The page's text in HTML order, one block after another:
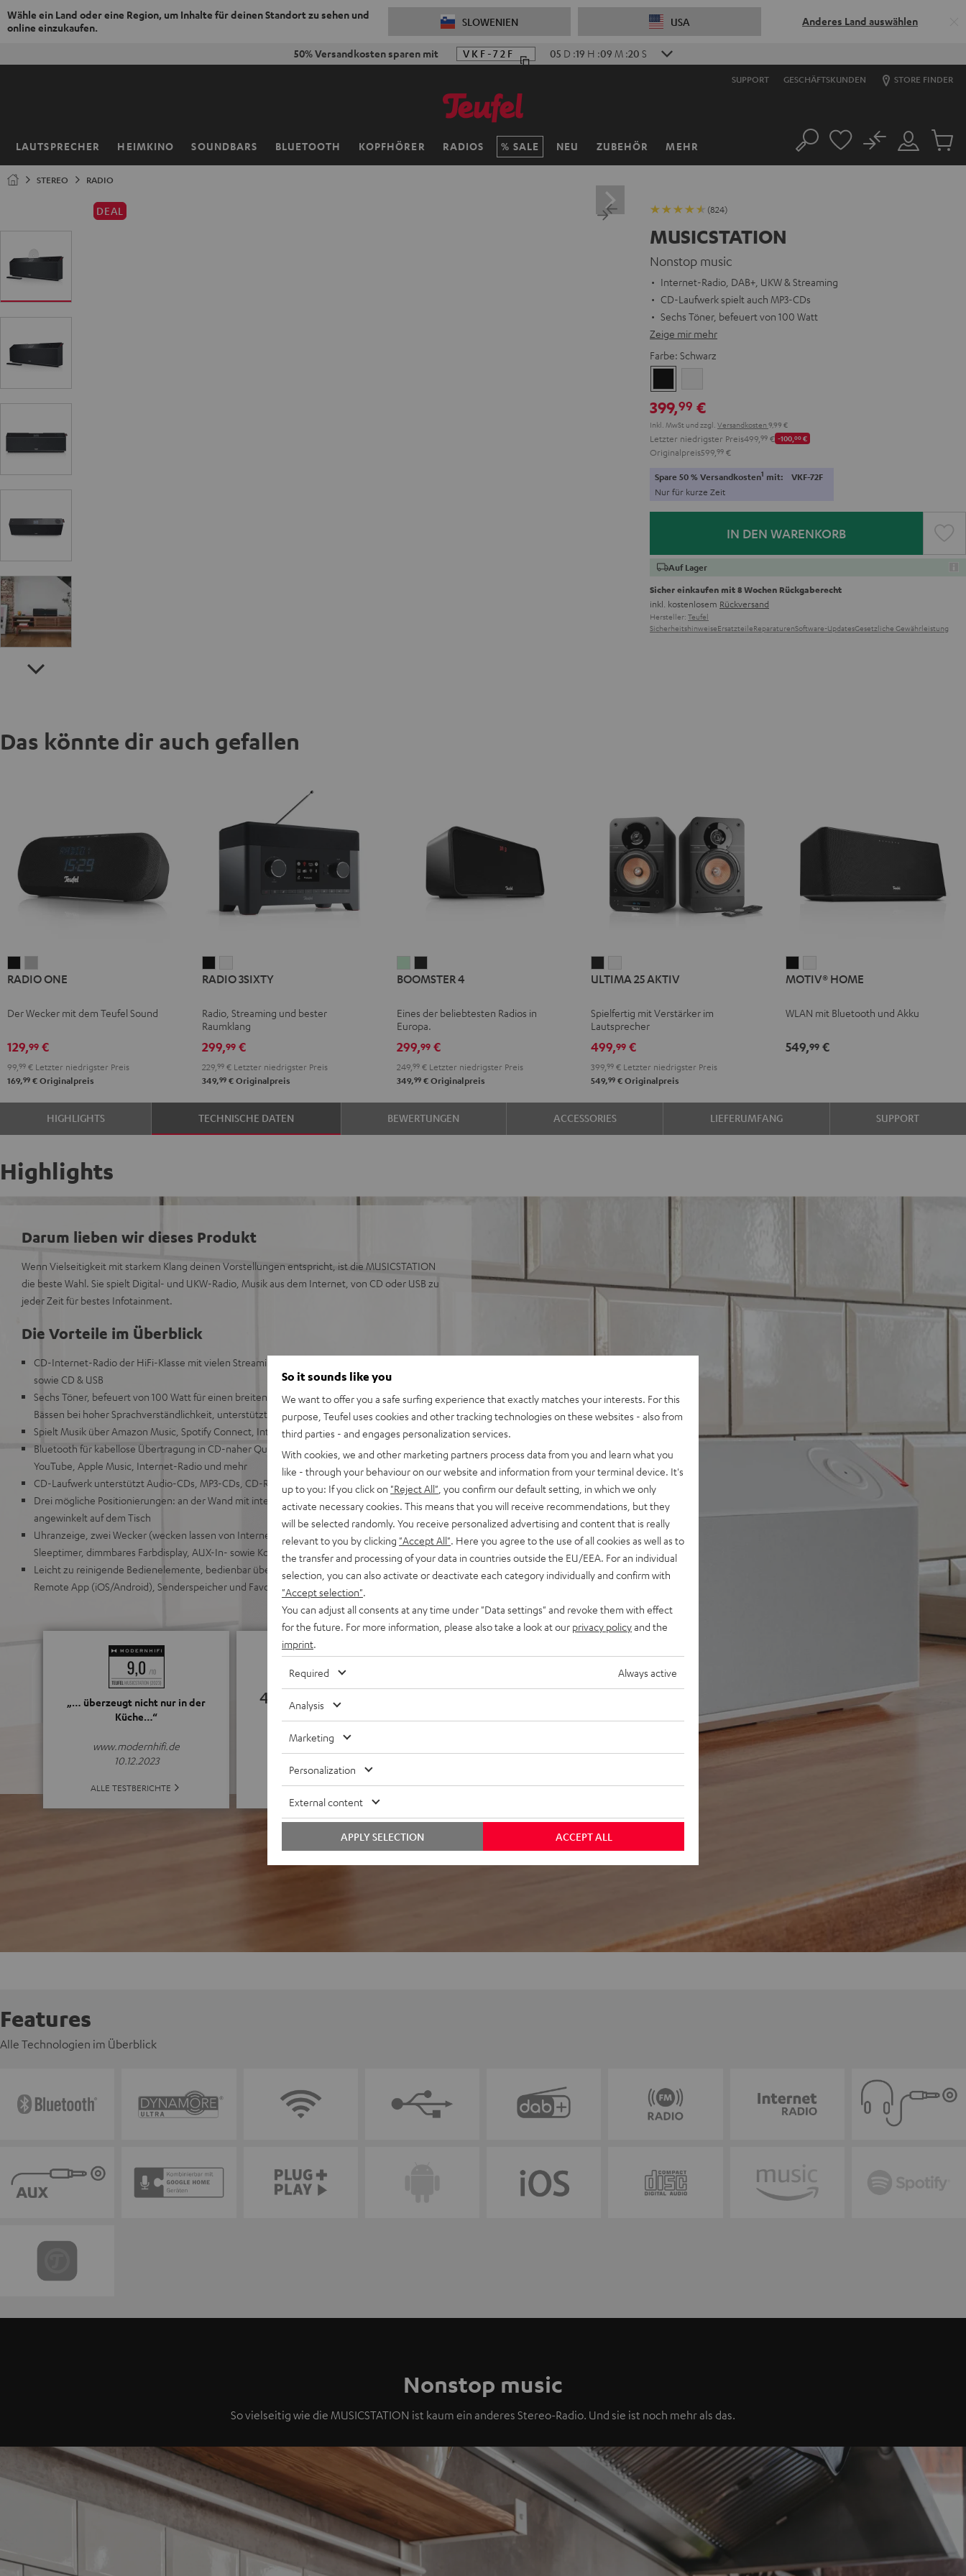
Wähle ein Land oder eine Region, um Inhalte für deinen Standort zu sehen und
online einzukaufen.
SLOWENIEN USA Anderes Land auswählen
50% Versandkosten sparen mit VKF-72F 05 D :19 H :09 M :18 S
SUPPORT GESCHÄFTSKUNDEN STORE FINDER
LAUTSPRECHER HEIMKINO SOUNDBARS BLUETOOTH KOPFHÖRER RADIOS SALE NEU ZUBEHÖR MEHR
Startseite Suche
Mein
Konto
No
Artikel
STEREO RADIO
DEAL (824)
MUSICSTATION
Nonstop music
Internet-Radio, DAB+, UKW & Streaming
CD-Laufwerk spielt auch MP3-CDs
Sechs Töner, befeuert von 100 Watt
Zeige mir mehr
Farbe: Schwarz
399,99 €
Inkl. MwSt und zzgl. Versandkosten 9,99 €
Letzter niedrigster Preis499, 99 € -100, 00€
Originalpreis599, 99 €
Spare 50 % Versandkosten1 mit: VKF-72F
Nur für kurze Zeit
IN DEN WARENKORB
Auf Lager
Sicher einkaufen mit 8 Wochen Rückgaberecht
inkl. kostenlosem Rückversand
Hersteller: Teufel
SicherheitshinweiseErsatzteileReparaturenSoftware-UpdatesGesetzliche Gewährleistung
Das könnte dir auch gefallen
ONEONE
Gray
RADIO ONE
Der Wecker mit dem Teufel Sound
129,99 €
99, 99 € Letzter niedrigster Preis
169,99 € Originalpreis
3SIXTY3SIXTY
RADIO 3SIXTY
Radio, Streaming und bester
Raumklang
299,99€
229, 99€Letzter niedrigster Preis
349,99€Originalpreis
4
Green
4
Black
BOOMSTER 4
Eines der beliebtesten Radios in
Europa.
299,99€
249, 99€Letzter niedrigster Preis
349,99€Originalpreis
25
Night
Black
25
Pure
White
ULTIMA 25 AKTIV
Spielfertig mit Verstärker im
Lautsprecher
499,99 €
399,99 € Letzter niedrigster Preis
549,99 € Originalpreis
HOMEHOME
MOTIV® HOME
WLAN mit Bluetooth und Akku
549,99 €
HIGHLIGHTS TECHNISCHE DATEN BEWERTUNGEN ACCESSORIES LIEFERUMFANG SUPPORT
Highlights
Darum lieben wir dieses Produkt
Wenn Vielseitigkeit mit starkem Klang deinen Vorstellungen entspricht, ist die MUSICSTATION
die beste Wahl. Sie spielt Digital- und UKW-Radio, Musik aus dem Internet, von CD oder USB zu
jeder Zeit für bestes Infotainment.
Die Vorteile im Überblick
CD-Internet-Radio der HiFi-Klasse mit vielen Streaming-Optionen, Digitalradio und UKW
sowie CD & USB
Sechs Töner, befeuert von 100 Watt für einen breiten, ausgewogenen Sound mit warmen
Bässen bei hoher Sprachverständlichkeit, unterstützt durch Dynamore Ultra
Spielt Musik über Amazon Music, Spotify Connect, Internet-Radio, DAB+ und FM-Radio
Bluetooth für kabellose Übertragung in CD-naher Qualität vom TV-Gerät, Google Play Music,
YouTube, Apple Music, Internet-Radio und mehr
CD-Laufwerk unterstützt Audio-CDs, MP3-CDs, CD-Rs, CD-RWs, USB-Playback für MP3
Drei mögliche Positionierungen: an der Wand mit integriertem Adapter, auf dem Tisch und
angewinkelt auf dem Tisch
Uhranzeige, zwei Wecker (wecken lassen von Internet-Radio, DAB+, FM sowie CD),
Sleeptimer, dimmbares Farbdisplay, AUX-In- sowie Kopfhörer-Anschluss
Leicht zu reinigende Bedienelemente, bedienbar über Fernbedienung und über Teufel
Remote App (iOS/Android), Senderspeicher und Favoriten-Tasten
„… überzeugt nicht nur in der
Küche…“
www.modernhifi.de
10.12.2023
ALLE TESTBERICHTE
4.75
ALLE BEWERTUNGEN
Features
Alle Technologien im Überblick
Nonstop music
So vielseitig wie die MUSICSTATION ist kaum ein anderes Stereo-Radio. Und sie ist noch mehr als das.
So it sounds like you
We want to offer you a safe surfing experience that exactly matches your interests. For this
purpose, Teufel uses cookies and other tracking technologies on these websites - also from
third parties - and engages personalization services.
With cookies, we and other marketing partners process data from you and learn what you
like - through your behaviour on our website and information from your terminal device. It's
up to you: If you click on "Reject All" , you confirm our default setting, in which we only
activate necessary cookies. This means that you will receive recommendations, but they
will be selected randomly. You receive personalized advertising and content that is really
relevant to you by clicking "Accept All" . Here you agree to the use of all cookies as well as to
the transfer and processing of your data in countries outside the EU/EEA. For an individual
selection, you can also activate or deactivate each category individually and confirm with
"Accept selection"
You can adjust all consents at any time under "Data settings" and revoke them with effect
for the future. For more information, please also take a look at our privacy policyand the
imprint
Required Always active
Analysis
Marketing
Personalization
External content
ACCEPT ALL
APPLY SELECTION